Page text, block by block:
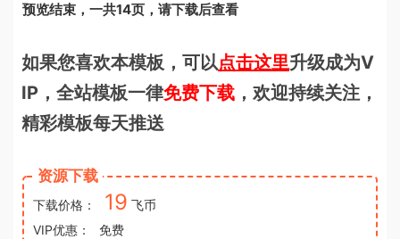
预览结束，一共14页，请下载后查看
如果您喜欢本模板，可以点击这里升级成为V
IP，全站模板一律免费下载 ，欢迎持续关注，
精彩模板每天推送
资源下载
下载价格： 19 飞币
VIP优惠：
免费